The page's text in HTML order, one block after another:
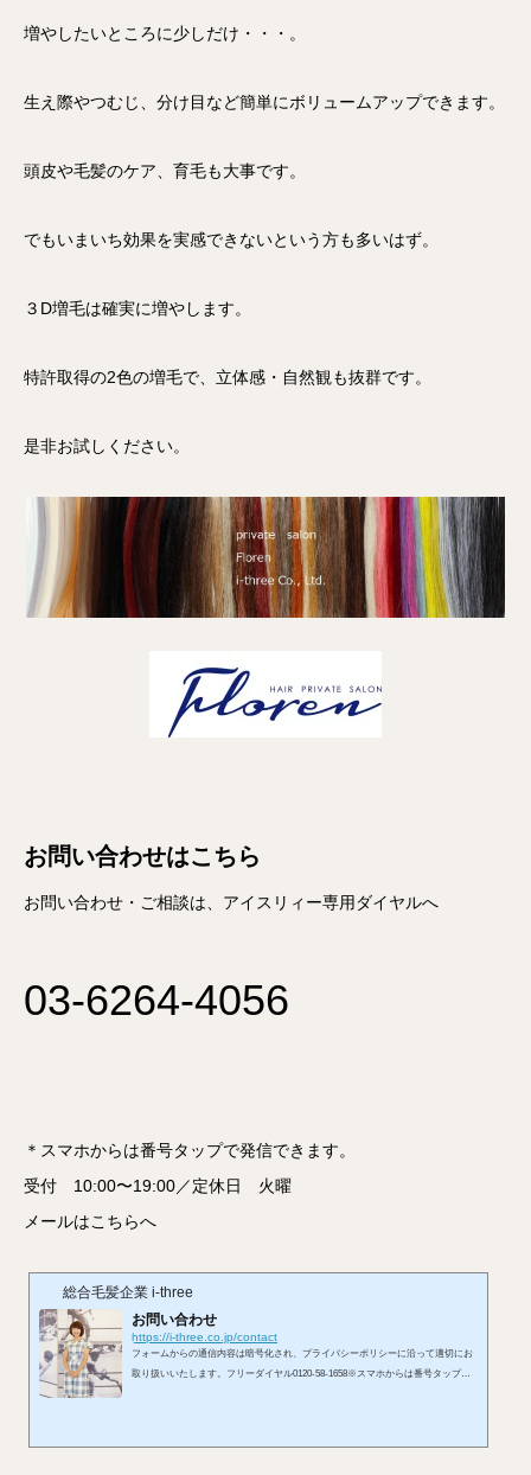
増やしたいところに少しだけ・・・。
生え際やつむじ、分け目など簡単にボリュームアップできます。
頭皮や毛髪のケア、育毛も大事です。
でもいまいち効果を実感できないという方も多いはず。
３D増毛は確実に増やします。
特許取得の2色の増毛で、立体感・自然観も抜群です。
是非お試しください。
お問い合わせはこちら
お問い合わせ・ご相談は、アイスリィー専用ダイヤルへ
03-6264-4056
＊スマホからは番号タップで発信できます。
受付 10:00〜19:00／定休日 火曜
メールはこちらへ
総合毛髪企業 i-three
お問い合わせ
https://i-three.co.jp/contact
フォームからの通信内容は暗号化され、プライバシーポリシーに沿って適切にお
取り扱いいたします。フリーダイヤル0120-58-1658※スマホからは番号タップで